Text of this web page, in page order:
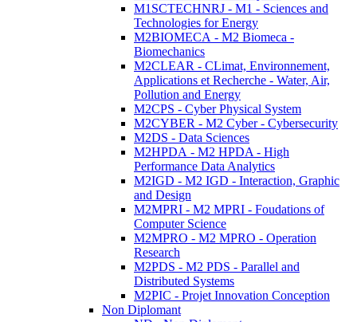
M1SCTECHNRJ - M1 - Sciences and
Technologies for Energy
M2BIOMECA - M2 Biomeca -
Biomechanics
M2CLEAR - CLimat, Environnement,
Applications et Recherche - Water, Air,
Pollution and Energy
M2CPS - Cyber Physical System
M2CYBER - M2 Cyber - Cybersecurity
M2DS - Data Sciences
M2HPDA - M2 HPDA - High
Performance Data Analytics
M2IGD - M2 IGD - Interaction, Graphic
and Design
M2MPRI - M2 MPRI - Foudations of
Computer Science
M2MPRO - M2 MPRO - Operation
Research
M2PDS - M2 PDS - Parallel and
Distributed Systems
M2PIC - Projet Innovation Conception
Non Diplomant